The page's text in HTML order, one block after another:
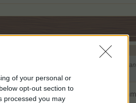
of your personal or
opt-out section to
processed you may
solche Items dazu sind diejenigen "bei der
Zeitraums möglich ist ...
gesagt, interessiert die mich null-